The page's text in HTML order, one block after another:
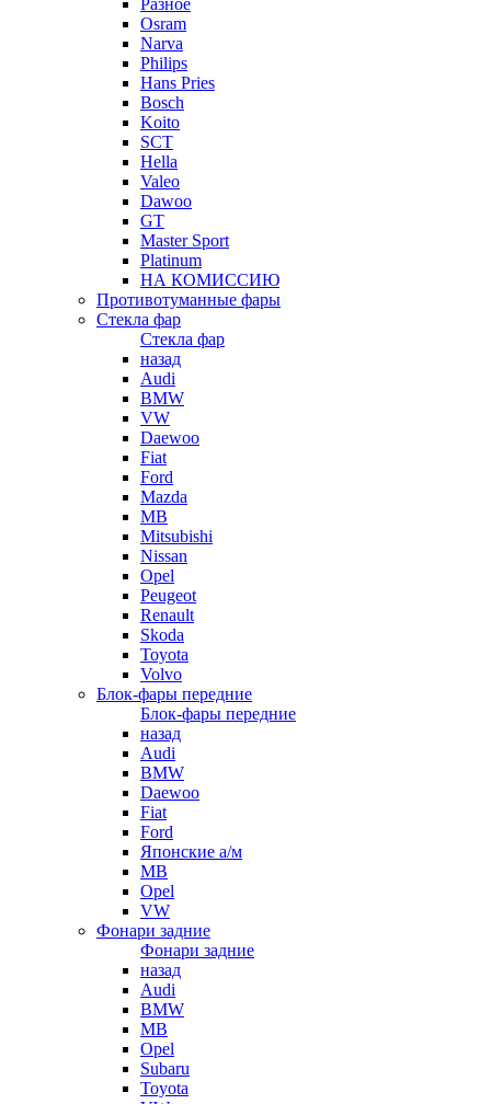
Разное
Osram
Narva
Philips
Hans Pries
Bosch
Koito
SCT
Hella
Valeo
Dawoo
GT
Master Sport
Platinum
НА КОМИССИЮ
Противотуманные фары
Стекла фар
Стекла фар
назад
Audi
BMW
VW
Daewoo
Fiat
Ford
Mazda
MB
Mitsubishi
Nissan
Opel
Peugeot
Renault
Skoda
Toyota
Volvo
Блок-фары передние
Блок-фары передние
назад
Audi
BMW
Daewoo
Fiat
Ford
Японские а/м
MB
Opel
VW
Фонари задние
Фонари задние
назад
Audi
BMW
MB
Opel
Subaru
Toyota